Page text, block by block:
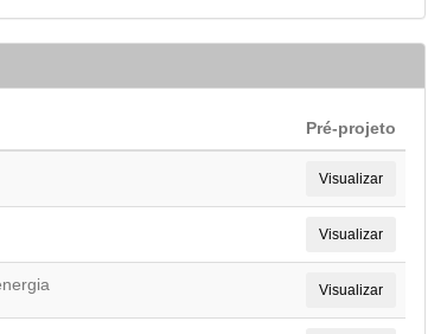
Pré-projeto
Visualizar
Visualizar
Visualizar